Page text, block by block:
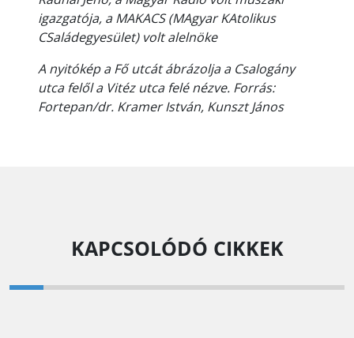
igazgatója, a MAKACS (MAgyar KAtolikus
CSaládegyesület) volt alelnöke
A nyitókép a Fő utcát ábrázolja a Csalogány
utca felől a Vitéz utca felé nézve. Forrás:
Fortepan/dr. Kramer István, Kunszt János
KAPCSOLÓDÓ CIKKEK